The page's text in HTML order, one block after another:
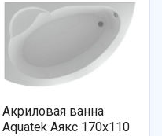
Акриловая ванна
Aquatek Аякс 170x110